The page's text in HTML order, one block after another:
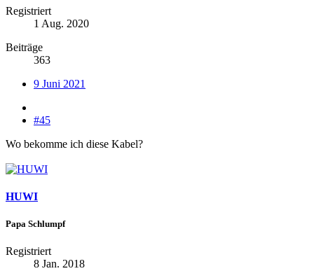
Registriert
1 Aug. 2020
Beiträge
363
9 Juni 2021
#45
Wo bekomme ich diese Kabel?
HUWI
Papa Schlumpf
Registriert
8 Jan. 2018